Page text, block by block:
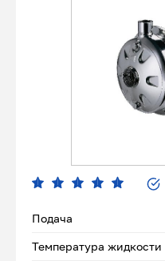
Подача
Температура жидкости